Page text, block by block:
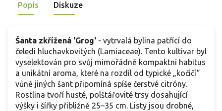
stabilnější.
Popis Diskuze
Šanta zkřížená 'Grog' - vytrvalá bylina patřící do
čeledi hluchavkovitých (Lamiaceae). Tento kultivar byl
vyselektován pro svůj mimořádně kompaktní habitus
a unikátní aroma, které na rozdíl od typické „kočičí“
vůně jiných šant připomíná spíše čerstvé citróny.
Rostlina tvoří husté, polštářovité trsy dosahující
výšky i šířky přibližně 25–35 cm. Listy jsou drobné,